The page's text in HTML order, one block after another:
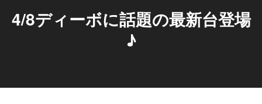
4/8ディーボに話題の最新台登場
♪